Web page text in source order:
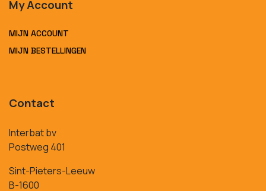
My Account
MIJN ACCOUNT
MIJN BESTELLINGEN
Contact
Interbat bv
Postweg 401
Sint-Pieters-Leeuw
B-1600